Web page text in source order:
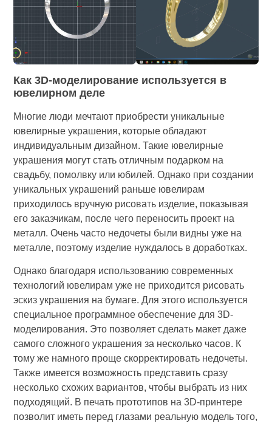
Как 3D-моделирование используется в
ювелирном деле
Многие люди мечтают приобрести уникальные
ювелирные украшения, которые обладают
индивидуальным дизайном. Такие ювелирные
украшения могут стать отличным подарком на
свадьбу, помолвку или юбилей. Однако при создании
уникальных украшений раньше ювелирам
приходилось вручную рисовать изделие, показывая
его заказчикам, после чего переносить проект на
металл. Очень часто недочеты были видны уже на
металле, поэтому изделие нуждалось в доработках.
Однако благодаря использованию современных
технологий ювелирам уже не приходится рисовать
эскиз украшения на бумаге. Для этого используется
специальное программное обеспечение для 3D-
моделирования. Это позволяет сделать макет даже
самого сложного украшения за несколько часов. К
тому же намного проще скорректировать недочеты.
Также имеется возможность представить сразу
несколько схожих вариантов, чтобы выбрать из них
подходящий. В печать прототипов на 3D-принтере
позволит иметь перед глазами реальную модель того,